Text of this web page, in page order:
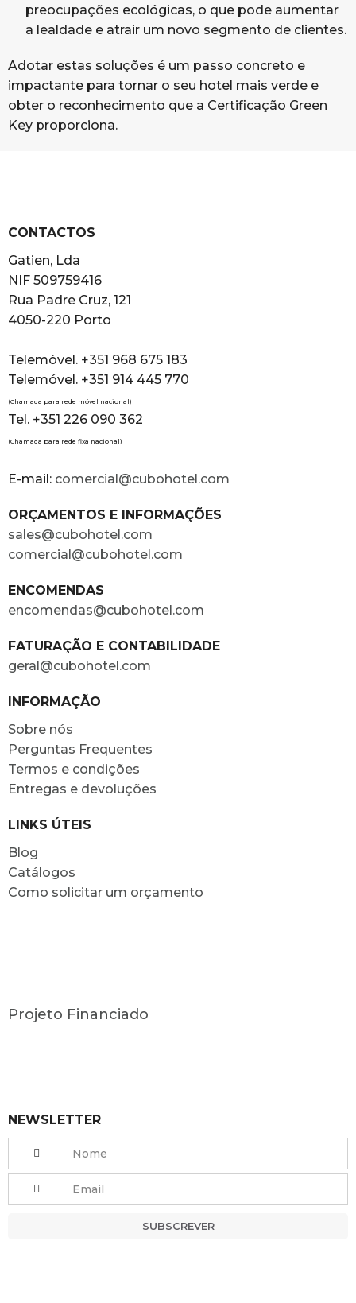
preocupações ecológicas, o que pode aumentar
a lealdade e atrair um novo segmento de clientes.
Adotar estas soluções é um passo concreto e
impactante para tornar o seu hotel mais verde e
obter o reconhecimento que a Certificação Green
Key proporciona.
CONTACTOS
Gatien, Lda
NIF 509759416
Rua Padre Cruz, 121
4050-220 Porto
Telemóvel. +351 968 675 183
Telemóvel. +351 914 445 770
(Chamada para rede móvel nacional)
Tel. +351 226 090 362
(Chamada para rede fixa nacional)
E-mail: comercial@cubohotel.com
ORÇAMENTOS E INFORMAÇÕES
sales@cubohotel.com
comercial@cubohotel.com
ENCOMENDAS
encomendas@cubohotel.com
FATURAÇÃO E CONTABILIDADE
geral@cubohotel.com
INFORMAÇÃO
Sobre nós
Perguntas Frequentes
Termos e condições
Entregas e devoluções
LINKS ÚTEIS
Blog
Catálogos
Como solicitar um orçamento
Projeto Financiado
NEWSLETTER
SUBSCREVER